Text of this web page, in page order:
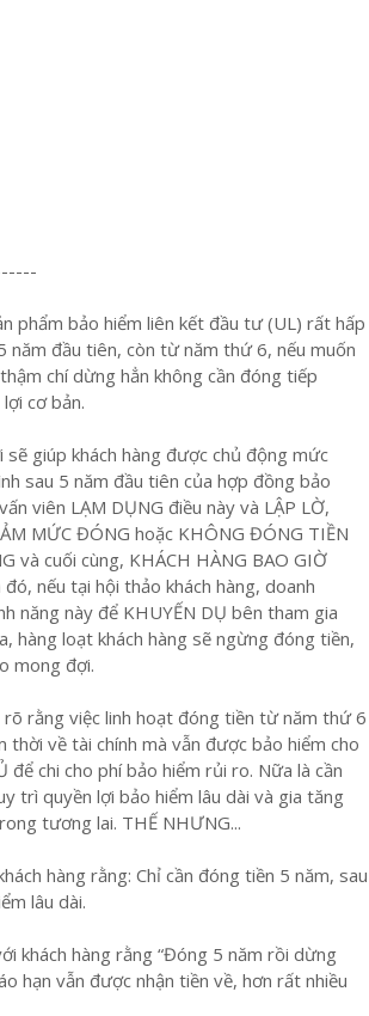
phẩm bảo hiểm liên kết đầu tư (UL) rất hấp
năm đầu tiên, còn từ năm thứ 6, nếu muốn
chí dừng hẳn không cần đóng tiếp
cơ bản.
giúp khách hàng được chủ động mức
sau 5 năm đầu tiên của hợp đồng bảo
viên LẠM DỤNG điều này và LẬP LỜ,
MỨC ĐÓNG hoặc KHÔNG ĐÓNG TIỀN
và cuối cùng, KHÁCH HÀNG BAO GIỜ
nếu tại hội thảo khách hàng, doanh
năng này để KHUYẾN DỤ bên tham gia
hàng loạt khách hàng sẽ ngừng đóng tiền,
mong đợi.
rõ rằng việc linh hoạt đóng tiền từ năm thứ 6
về tài chính mà vẫn được bảo hiểm cho
chi cho phí bảo hiểm rủi ro. Nữa là cần
trì quyền lợi bảo hiểm lâu dài và gia tăng
tương lai. THẾ NHƯNG...
hàng rằng: Chỉ cần đóng tiền 5 năm, sau
lâu dài.
khách hàng rằng “Đóng 5 năm rồi dừng
hạn vẫn được nhận tiền về, hơn rất nhiều